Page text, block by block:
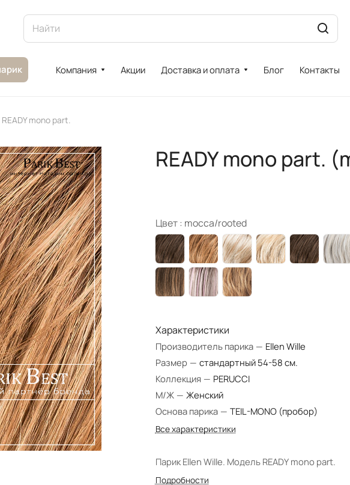
Компания Акции Доставка и оплата Блог Контакты
mono part.
READY mono part.
Цвет : mocca/rooted
Характеристики
Производитель парика — Ellen Wille
Размер — стандартный 54-58 см.
Коллекция — PERUCCI
М/Ж — Женский
Основа парика — TEIL-MONO (пробор)
Все характеристики
Парик Ellen Wille. Модель READY mono part.
Подробности